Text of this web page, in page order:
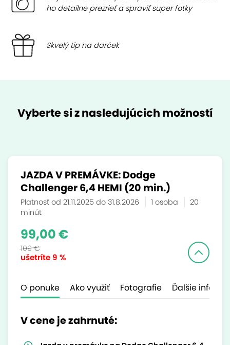
ho detailne prezrieť a spraviť super fotky
Skvelý tip na darček
Vyberte si z nasledujúcich možností
JAZDA V PREMÁVKE: Dodge
Challenger 6,4 HEMI (20 min.)
Platnosť od 21.11.2025 do 31.8.2026 1 osoba
20
minút
ušetríte 9 %
99,00 €
109 €
O ponuke Ako využiť Fotografie Ďalšie
V cene je zahrnuté: